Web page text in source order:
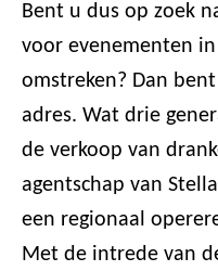
Bent u dus op zoek
voor evenementen
omstreken? Dan
adres. Wat drie
de verkoop van
agentschap van
een regionaal
Met de intrede van